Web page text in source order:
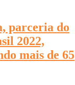
parceria do
2022,
mais de 65